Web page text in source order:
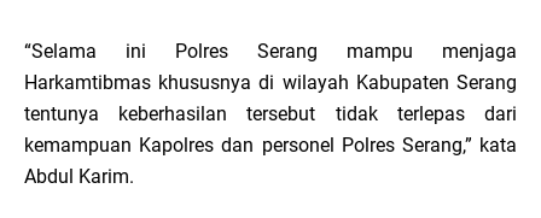
“Selama ini Polres Serang mampu menjaga
Harkamtibmas khususnya di wilayah Kabupaten Serang
tentunya keberhasilan tersebut tidak terlepas dari
kemampuan Kapolres dan personel Polres Serang,” kata
Abdul Karim.